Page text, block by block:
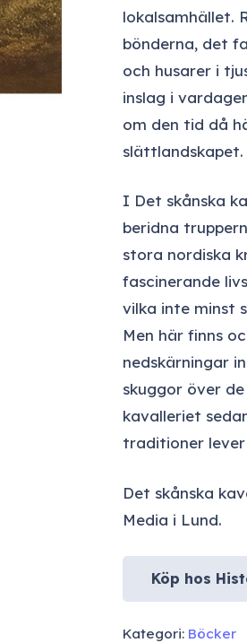
lokalsamhället.
bönderna, det
och husarer i
inslag i
om den tid då
slättlandskapet.
I Det skånska
beridna
stora nordiska
fascinerande
vilka inte minst
Men här finns
nedskärningar
skuggor över
kavalleriet
traditioner
Det skånska
Media i Lund.
Köp hos
Kategori: Böcker